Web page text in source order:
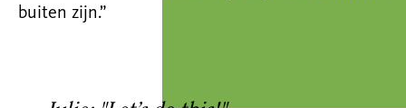
buiten zijn.”